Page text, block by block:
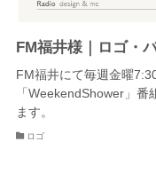
FM福井様｜ロゴ・
FM福井にて毎週金曜
「WeekendShower」
ます。
ロゴ